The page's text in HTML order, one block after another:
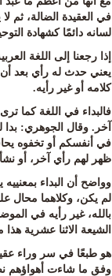
في العقيدة الضالة، ثم
لسانه دائمًا كشهادة
إذا رجعنا إلى اللغة
يعني حدث له رأي بعد أن
كلامه أو غير رأيه.
فالبداء في اللغة كما
آخر. وقال الجوهري:
في أنفسكم أو تخفوه
ظهر لهم رأي آخر، أو
وواضح أن البداء
لم يكن، وكلاهما محال
بالله، غير رأيه في
الشيعة الاثنا عشرية
هو طبعًا في سر وراء
وفق ما شاءت أهواؤهم